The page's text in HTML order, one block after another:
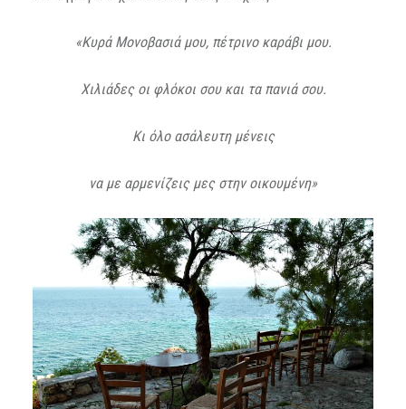
«Κυρά Μονοβασιά μου, πέτρινο καράβι μου.
Χιλιάδες οι φλόκοι σου και τα πανιά σου.
Κι όλο ασάλευτη μένεις
να με αρμενίζεις μες στην οικουμένη»